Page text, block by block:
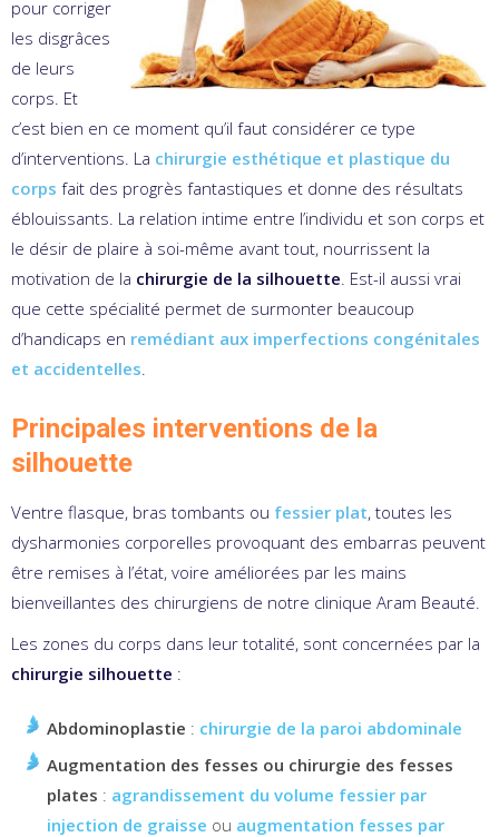
pour corriger
les disgrâces
de leurs
corps. Et
c’est bien en ce moment qu’il faut considérer ce type
d’interventions. La chirurgie esthétique et plastique du
corps fait des progrès fantastiques et donne des résultats
éblouissants. La relation intime entre l’individu et son corps et
le désir de plaire à soi-même avant tout, nourrissent la
motivation de la chirurgie de la silhouette. Est-il aussi vrai
que cette spécialité permet de surmonter beaucoup
d’handicaps en remédiant aux imperfections congénitales
et accidentelles.
Principales interventions de la
silhouette
Ventre flasque, bras tombants ou fessier plat, toutes les
dysharmonies corporelles provoquant des embarras peuvent
être remises à l’état, voire améliorées par les mains
bienveillantes des chirurgiens de notre clinique Aram Beauté.
Les zones du corps dans leur totalité, sont concernées par la
chirurgie silhouette :
Abdominoplastie : chirurgie de la paroi abdominale
Augmentation des fesses ou chirurgie des fesses
plates : agrandissement du volume fessier par
injection de graisse ou augmentation fesses par